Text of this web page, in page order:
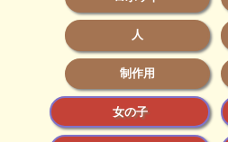
人
制作用
女の子